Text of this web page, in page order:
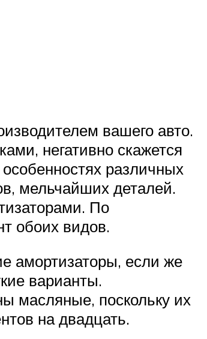
вашего авто.
негативно скажется
различных
мельчайших деталей.
По
обоих видов.
амортизаторы, если же
варианты.
масляные, поскольку их
на двадцать.